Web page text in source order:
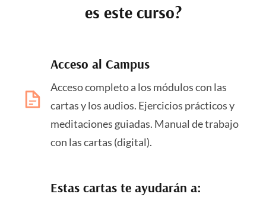
es este curso?
Acceso al Campus
Acceso completo a los módulos con las
cartas y los audios. Ejercicios prácticos y
meditaciones guiadas. Manual de trabajo
con las cartas (digital).
Estas cartas te ayudarán a: